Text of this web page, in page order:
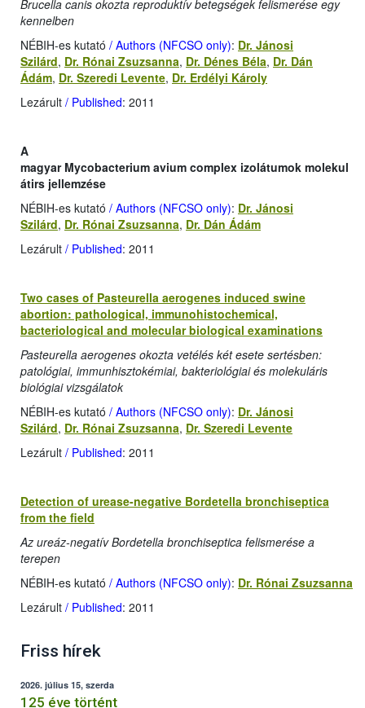
Brucella canis okozta reproduktív betegségek felismerése egy
kennelben
NÉBIH-es kutató / Authors (NFCSO only): Dr. Jánosi
Szilárd, Dr. Rónai Zsuzsanna, Dr. Dénes Béla, Dr. Dán
Ádám, Dr. Szeredi Levente, Dr. Erdélyi Károly
Lezárult / Published: 2011
A
magyar Mycobacterium avium complex izolátumok molekul
átirs jellemzése
NÉBIH-es kutató / Authors (NFCSO only): Dr. Jánosi
Szilárd, Dr. Rónai Zsuzsanna, Dr. Dán Ádám
Lezárult / Published: 2011
Two cases of Pasteurella aerogenes induced swine
abortion: pathological, immunohistochemical,
bacteriological and molecular biological examinations
Pasteurella aerogenes okozta vetélés két esete sertésben:
patológiai, immunhisztokémiai, bakteriológiai és molekuláris
biológiai vizsgálatok
NÉBIH-es kutató / Authors (NFCSO only): Dr. Jánosi
Szilárd, Dr. Rónai Zsuzsanna, Dr. Szeredi Levente
Lezárult / Published: 2011
Detection of urease-negative Bordetella bronchiseptica
from the field
Az ureáz-negatív Bordetella bronchiseptica felismerése a
terepen
NÉBIH-es kutató / Authors (NFCSO only): Dr. Rónai Zsuzsanna
Lezárult / Published: 2011
Friss hírek
2026. július 15, szerda
125 éve történt